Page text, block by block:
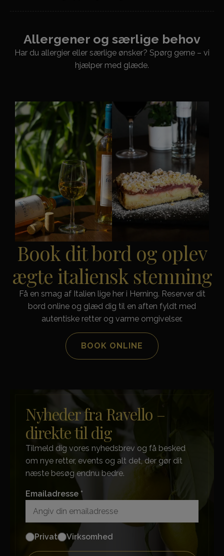
Allergener og særlige behov
Har du allergier eller særlige ønsker? Spørg gerne – vi
hjælper med glæde.
Book dit bord og oplev
ægte italiensk stemning
Få en smag af Italien lige her i Herning. Reserver dit
bord online og glæd dig til en aften fyldt med
autentiske retter og varme omgivelser.
BOOK ONLINE
Nyheder fra Ravello –
direkte til dig
Tilmeld dig vores nyhedsbrev og få besked
om nye retter, events og alt det, der gør dit
næste besøg endnu bedre.
Emailadresse *
Privat Virksomhed